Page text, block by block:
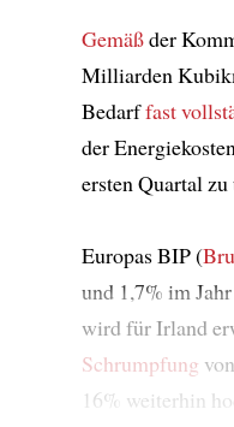
Gemäßder
Milliarden
Bedarffast
der
ersten Quartal zu
Europas BIP (
und 1,7% im
wird für Irland
Schrumpfung
16% weiterhin